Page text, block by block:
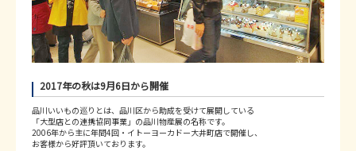
2017年の秋は9月6日から開催
品川いいもの巡りとは、品川区から助成を受けて展開している
「大型店との連携協同事業」の品川物産展の名称です。
2006年から主に年間4回・イトーヨーカドー大井町店で開催し、
お客様から好評頂いております。